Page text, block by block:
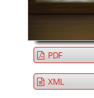
PDF
XML